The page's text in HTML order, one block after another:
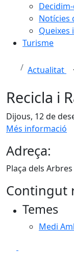
Notícies
Queixes
Turisme
Actualitat
Recicla i
Dijous, 12 de
Més informació
Adreça:
Plaça dels Arbres
Contingut
Temes
Medi